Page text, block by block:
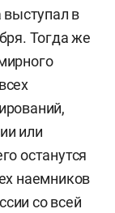
в
Тогда же
или
останутся
наемников
со всей